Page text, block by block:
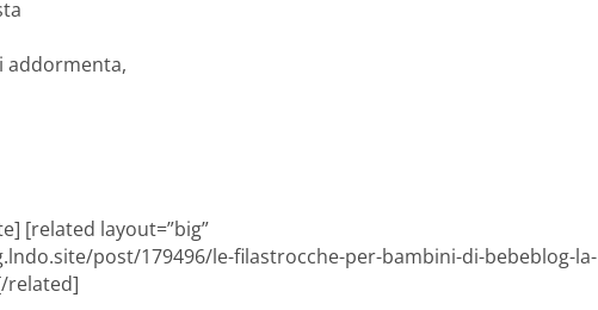
addormenta,
[related layout=”big”
post/179496/le-filastrocche-per-bambini-di-bebeblog-la-
related]